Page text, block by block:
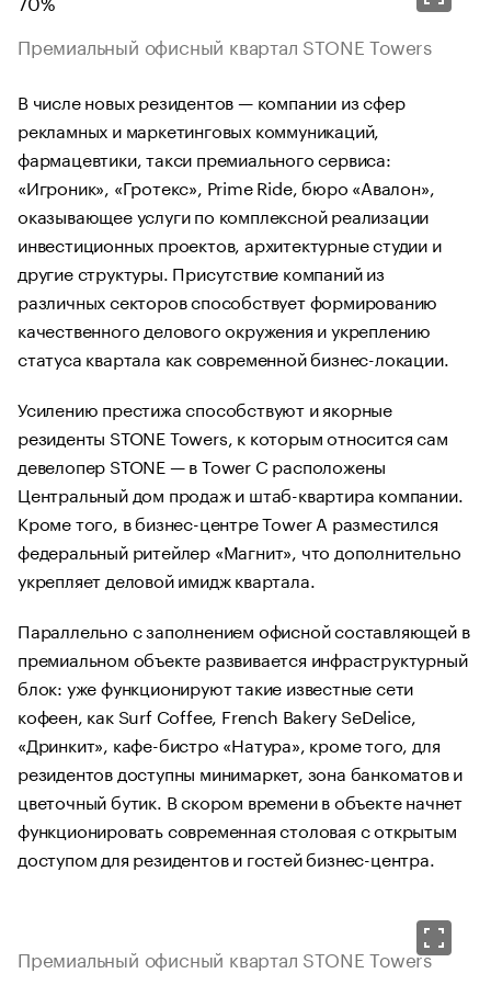
Премиальный офисный квартал STONE Towers
В числе новых резидентов — компании из сфер
рекламных и маркетинговых коммуникаций,
фармацевтики, такси премиального сервиса:
«Игроник», «Гротекс», Prime Ride, бюро «Авалон»,
оказывающее услуги по комплексной реализации
инвестиционных проектов, архитектурные студии и
другие структуры. Присутствие компаний из
различных секторов способствует формированию
качественного делового окружения и укреплению
статуса квартала как современной бизнес-локации.
Усилению престижа способствуют и якорные
резиденты STONE Towers, к которым относится сам
девелопер STONE — в Tower C расположены
Центральный дом продаж и штаб-квартира компании.
Кроме того, в бизнес-центре Tower A разместился
федеральный ритейлер «Магнит», что дополнительно
укрепляет деловой имидж квартала.
Параллельно с заполнением офисной составляющей в
премиальном объекте развивается инфраструктурный
блок: уже функционируют такие известные сети
кофеен, как Surf Coffee, French Bakery SeDelice,
«Дринкит», кафе-бистро «Натура», кроме того, для
резидентов доступны минимаркет, зона банкоматов и
цветочный бутик. В скором времени в объекте начнет
функционировать современная столовая с открытым
доступом для резидентов и гостей бизнес-центра.
Премиальный офисный квартал STONE Towers